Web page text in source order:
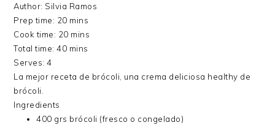
Author: Silvia Ramos
Prep time: 20 mins
Cook time: 20 mins
Total time:40 mins
Serves:4
La mejor receta de brócoli, una crema deliciosa healthy de
brócoli.
Ingredients
400 grs brócoli (fresco o congelado)